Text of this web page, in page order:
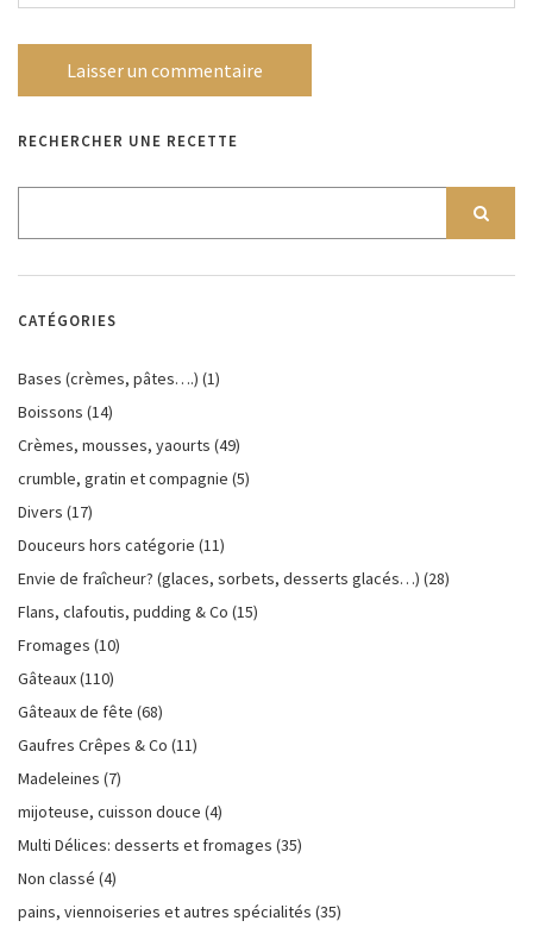
RECHERCHER UNE RECETTE
CATÉGORIES
Bases (crèmes, pâtes….) (1)
Boissons (14)
Crèmes, mousses, yaourts (49)
crumble, gratin et compagnie (5)
Divers (17)
Douceurs hors catégorie (11)
Envie de fraîcheur? (glaces, sorbets, desserts glacés…) (28)
Flans, clafoutis, pudding & Co (15)
Fromages (10)
Gâteaux(110)
Gâteaux de fête (68)
Gaufres Crêpes & Co (11)
Madeleines (7)
mijoteuse, cuisson douce (4)
Multi Délices: desserts et fromages (35)
Non classé (4)
pains, viennoiseries et autres spécialités (35)